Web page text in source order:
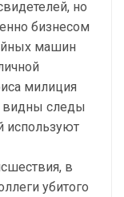
но
бизнесом
машин
милиция
видны следы
используют
в
убитого